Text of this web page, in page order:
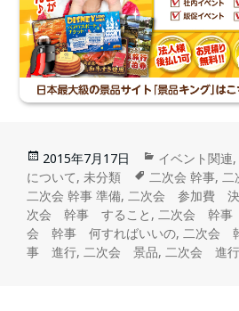
2015年7月17日 イベント関連,
について, 未分類 二次会 幹事, 二
二次会 幹事 準備, 二次会 参加費
次会 幹事 すること , 二次会 幹事
会 幹事 何すればいいの, 二次会
事 進行, 二次会 景品, 二次会 進行